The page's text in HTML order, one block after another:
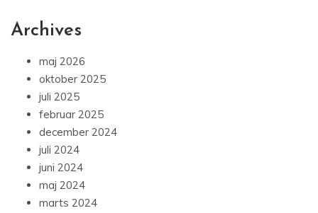
Archives
maj 2026
oktober 2025
juli 2025
februar 2025
december 2024
juli 2024
juni 2024
maj 2024
marts 2024